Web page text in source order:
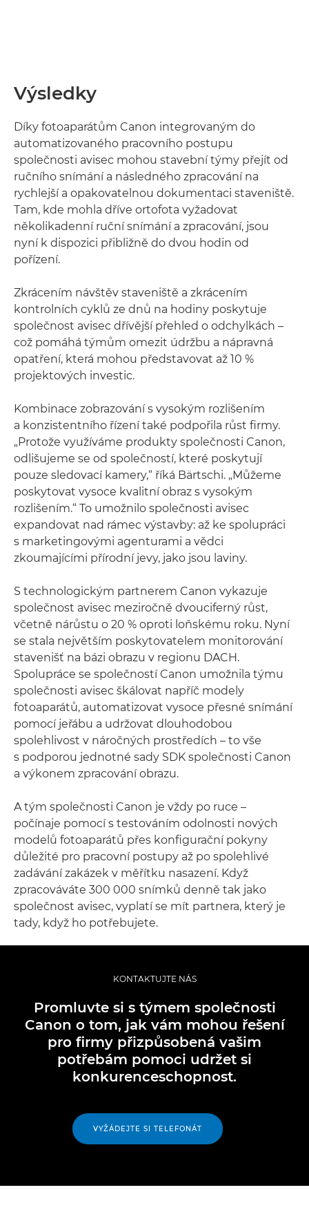
Výsledky
Díky fotoaparátům Canon integrovaným do
automatizovaného pracovního postupu
společnosti avisec mohou stavební týmy přejít od
ručního snímání a následného zpracování na
rychlejší a opakovatelnou dokumentaci staveniště.
Tam, kde mohla dříve ortofota vyžadovat
několikadenní ruční snímání a zpracování, jsou
nyní k dispozici přibližně do dvou hodin od
pořízení.
Zkrácením návštěv staveniště a zkrácením
kontrolních cyklů ze dnů na hodiny poskytuje
společnost avisec dřívější přehled o odchylkách –
což pomáhá týmům omezit údržbu a nápravná
opatření, která mohou představovat až 10 %
projektových investic.
Kombinace zobrazování s vysokým rozlišením
a konzistentního řízení také podpořila růst firmy.
„Protože využíváme produkty společnosti Canon,
odlišujeme se od společností, které poskytují
pouze sledovací kamery,“ říká Bärtschi. „Můžeme
poskytovat vysoce kvalitní obraz s vysokým
rozlišením.“ To umožnilo společnosti avisec
expandovat nad rámec výstavby: až ke spolupráci
s marketingovými agenturami a vědci
zkoumajícími přírodní jevy, jako jsou laviny.
S technologickým partnerem Canon vykazuje
společnost avisec meziročně dvouciferný růst,
včetně nárůstu o 20 % oproti loňskému roku. Nyní
se stala největším poskytovatelem monitorování
stavenišť na bázi obrazu v regionu DACH.
Spolupráce se společností Canon umožnila týmu
společnosti avisec škálovat napříč modely
fotoaparátů, automatizovat vysoce přesné snímání
pomocí jeřábu a udržovat dlouhodobou
spolehlivost v náročných prostředích – to vše
s podporou jednotné sady SDK společnosti Canon
a výkonem zpracování obrazu.
A tým společnosti Canon je vždy po ruce –
počínaje pomocí s testováním odolnosti nových
modelů fotoaparátů přes konfigurační pokyny
důležité pro pracovní postupy až po spolehlivé
zadávání zakázek v měřítku nasazení. Když
zpracováváte 300 000 snímků denně tak jako
společnost avisec, vyplatí se mít partnera, který je
tady, když ho potřebujete.
KONTAKTUJTE NÁS
Promluvte si s týmem společnosti
Canon o tom, jak vám mohou řešení
pro firmy přizpůsobená vašim
potřebám pomoci udržet si
konkurenceschopnost.
VYŽÁDEJTE SI TELEFONÁT